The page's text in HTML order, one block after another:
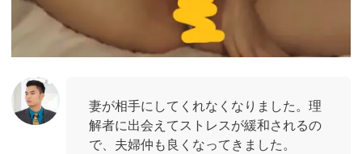
妻が相手にしてくれなくなりました。理
解者に出会えてストレスが緩和されるの
で、夫婦仲も良くなってきました。